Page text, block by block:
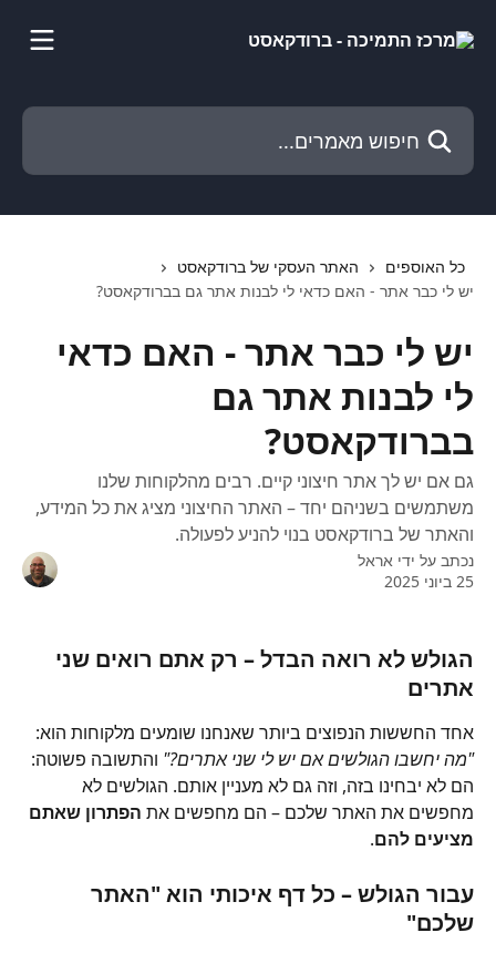
חיפוש מאמרים...
כל האוספים
האתר העסקי של ברודקאסט
יש לי כבר אתר - האם כדאי לי לבנות אתר גם בברודקאסט?
יש לי כבר אתר - האם כדאי
לי לבנות אתר גם
בברודקאסט?
גם אם יש לך אתר חיצוני קיים. רבים מהלקוחות שלנו
משתמשים בשניהם יחד – האתר החיצוני מציג את כל המידע,
והאתר של ברודקאסט בנוי להניע לפעולה.
נכתב על ידי אראל
25 ביוני 2025
הגולש לא רואה הבדל – רק אתם רואים שני
אתרים
אחד החששות הנפוצים ביותר שאנחנו שומעים מלקוחות הוא:
"מה יחשבו הגולשים אם יש לי שני אתרים?" והתשובה פשוטה:
הם לא יבחינו בזה, וזה גם לא מעניין אותם. הגולשים לא
מחפשים את האתר שלכם – הם מחפשים את הפתרון שאתם
מציעים להם.
עבור הגולש – כל דף איכותי הוא "האתר
שלכם"